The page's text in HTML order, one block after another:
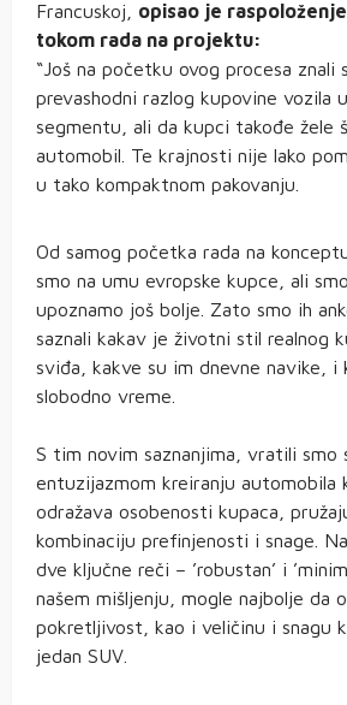
Francuskoj, opisao je
tokom rada na projektu:
“Još na početku ovog procesa znali
prevashodni razlog kupovine vozila
segmentu, ali da kupci takođe žele
automobil. Te krajnosti nije lako
u tako kompaktnom pakovanju.
Od samog početka rada na
smo na umu evropske kupce, ali
upoznamo još bolje. Zato smo ih
saznali kakav je životni stil realnog
sviđa, kakve su im dnevne navike, i
slobodno vreme.
S tim novim saznanjima, vratili smo
entuzijazmom kreiranju automobila
odražava osobenosti kupaca,
kombinaciju prefinjenosti i snage.
dve ključne reči – ’robustan’ i
našem mišljenju, mogle najbolje da
pokretljivost, kao i veličinu i snagu
jedan SUV.